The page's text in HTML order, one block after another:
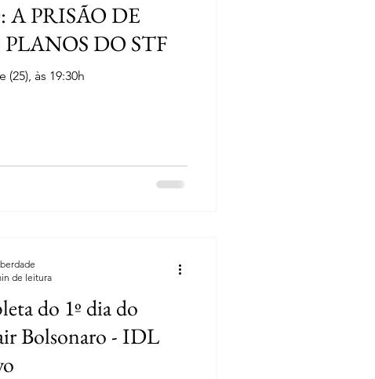
PRISÃO DE
DO STF
às 19:30h
do 1º dia do
Bolsonaro - IDL
de leitura